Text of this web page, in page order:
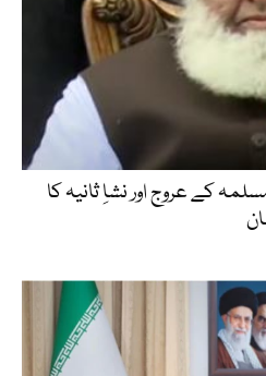
کے عروج اور نشاِ ثانیہ کا